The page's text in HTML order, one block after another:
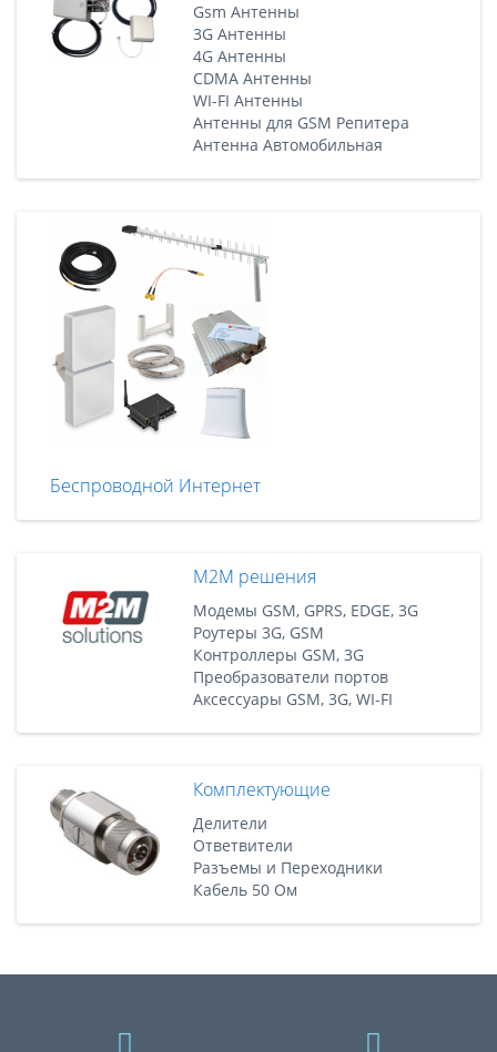
Gsm Антенны
3G Антенны
4G Антенны
CDMA Антенны
WI-FI Антенны
Антенны для GSM Репитера
Антенна Автомобильная
Беспроводной Интернет
M2M решения
Модемы GSM, GPRS, EDGE, 3G
Роутеры 3G, GSM
Контроллеры GSM, 3G
Преобразователи портов
Аксессуары GSM, 3G, WI-FI
Комплектующие
Делители
Ответвители
Разъемы и Переходники
Кабель 50 Ом